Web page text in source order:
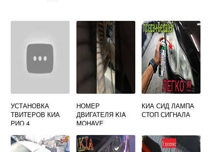
УСТАНОВКА
ТВИТЕРОВ КИА
РИО 4
НОМЕР
ДВИГАТЕЛЯ KIA
MOHAVE
КИА СИД ЛАМПА
СТОП СИГНАЛА